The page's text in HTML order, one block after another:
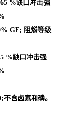
%缺口冲击强
GF; 阻燃等级
%缺口冲击强
含卤素和磷。